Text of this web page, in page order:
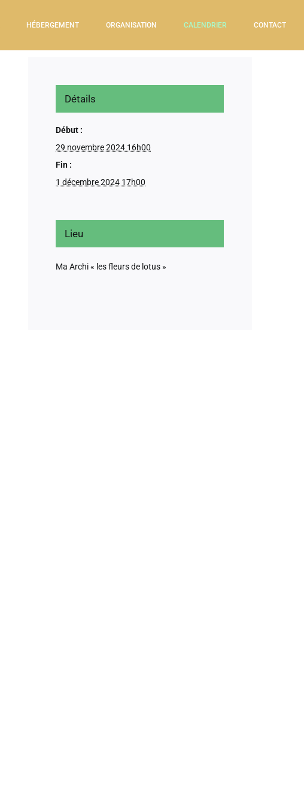
HÉBERGEMENT ORGANISATION CALENDRIER CONTACT
Détails
Début :
29 novembre 2024 16h00
Fin :
1 décembre 2024 17h00
Lieu
Ma Archi « les fleurs de lotus »